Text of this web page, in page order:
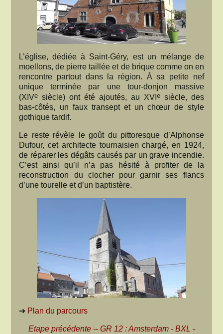
L’église, dédiée à Saint-Géry, est un mélange de
moellons, de pierre taillée et de brique comme on en
rencontre partout dans la région. À sa petite nef
unique terminée par une tour-donjon massive
(XIVe siècle) ont été ajoutés, au XVI esiècle, des
bas-côtés, un faux transept et un chœur de style
gothique tardif.
Le reste révèle le goût du pittoresque d’Alphonse
Dufour, cet architecte tournaisien chargé, en 1924,
de réparer les dégâts causés par un grave incendie.
C’est ainsi qu’il n’a pas hésité à profiter de la
reconstruction du clocher pour garnir ses flancs
d’une tourelle et d’un baptistère.
➔ Plan du parcours
Etape précédente-- GR 12 : Amsterdam - BXL -